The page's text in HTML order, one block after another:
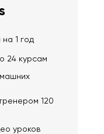
1 год
24 курсам
120
уроков